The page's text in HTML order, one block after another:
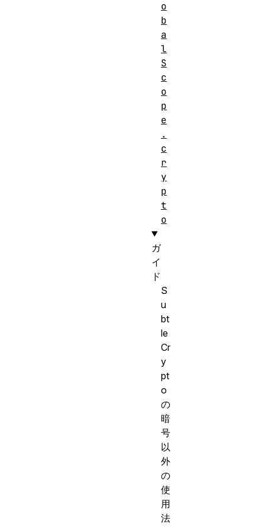
o
b
a
l
S
c
o
p
e
.
c
r
y
p
t
o
ガ
イ
ド
S
u
bt
le
Cr
y
pt
o
の
暗
号
以
外
の
使
用
法